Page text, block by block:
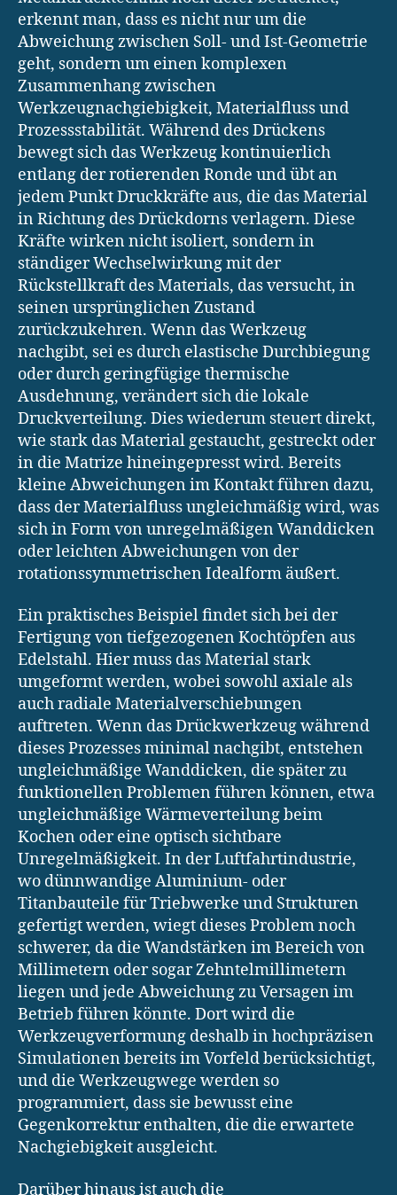
erkennt man, dass es nicht nur um die
Abweichung zwischen Soll- und Ist-Geometrie
geht, sondern um einen komplexen
Zusammenhang zwischen
Werkzeugnachgiebigkeit, Materialfluss und
Prozessstabilität. Während des Drückens
bewegt sich das Werkzeug kontinuierlich
entlang der rotierenden Ronde und übt an
jedem Punkt Druckkräfte aus, die das Material
in Richtung des Drückdorns verlagern. Diese
Kräfte wirken nicht isoliert, sondern in
ständiger Wechselwirkung mit der
Rückstellkraft des Materials, das versucht, in
seinen ursprünglichen Zustand
zurückzukehren. Wenn das Werkzeug
nachgibt, sei es durch elastische Durchbiegung
oder durch geringfügige thermische
Ausdehnung, verändert sich die lokale
Druckverteilung. Dies wiederum steuert direkt,
wie stark das Material gestaucht, gestreckt oder
in die Matrize hineingepresst wird. Bereits
kleine Abweichungen im Kontakt führen dazu,
dass der Materialfluss ungleichmäßig wird, was
sich in Form von unregelmäßigen Wanddicken
oder leichten Abweichungen von der
rotationssymmetrischen Idealform äußert.
Ein praktisches Beispiel findet sich bei der
Fertigung von tiefgezogenen Kochtöpfen aus
Edelstahl. Hier muss das Material stark
umgeformt werden, wobei sowohl axiale als
auch radiale Materialverschiebungen
auftreten. Wenn das Drückwerkzeug während
dieses Prozesses minimal nachgibt, entstehen
ungleichmäßige Wanddicken, die später zu
funktionellen Problemen führen können, etwa
ungleichmäßige Wärmeverteilung beim
Kochen oder eine optisch sichtbare
Unregelmäßigkeit. In der Luftfahrtindustrie,
wo dünnwandige Aluminium- oder
Titanbauteile für Triebwerke und Strukturen
gefertigt werden, wiegt dieses Problem noch
schwerer, da die Wandstärken im Bereich von
Millimetern oder sogar Zehntelmillimetern
liegen und jede Abweichung zu Versagen im
Betrieb führen könnte. Dort wird die
Werkzeugverformung deshalb in hochpräzisen
Simulationen bereits im Vorfeld berücksichtigt,
und die Werkzeugwege werden so
programmiert, dass sie bewusst eine
Gegenkorrektur enthalten, die die erwartete
Nachgiebigkeit ausgleicht.
Darüber hinaus ist auch die